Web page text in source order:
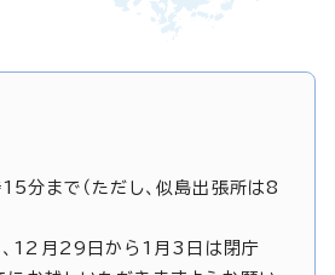
分まで（ただし、似島出張所は8
、12月29日から1月3日は閉庁